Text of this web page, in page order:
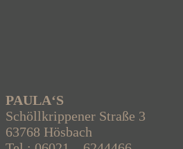
PAULA‘S
Schöllkrippener Straße 3
63768 Hösbach